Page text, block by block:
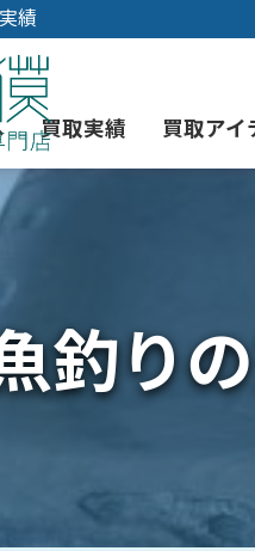
績
美術品売却
買取実績 買取アイ
取
方法
送買取
向自主宣言
釣り